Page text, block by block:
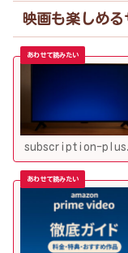
映画も楽しめ
subscription-